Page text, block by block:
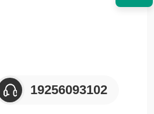
19256093102